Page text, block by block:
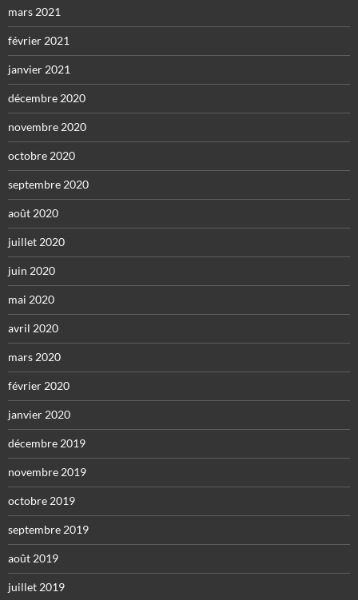
mars 2021
février 2021
janvier 2021
décembre 2020
novembre 2020
octobre 2020
septembre 2020
août 2020
juillet 2020
juin 2020
mai 2020
avril 2020
mars 2020
février 2020
janvier 2020
décembre 2019
novembre 2019
octobre 2019
septembre 2019
août 2019
juillet 2019